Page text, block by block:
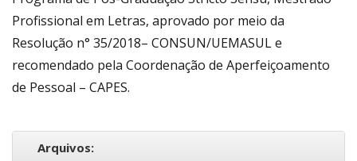
Profissional em Letras, aprovado por meio da
Resolução n° 35/2018– CONSUN/UEMASUL e
recomendado pela Coordenação de Aperfeiçoamento
de Pessoal – CAPES.
Arquivos: